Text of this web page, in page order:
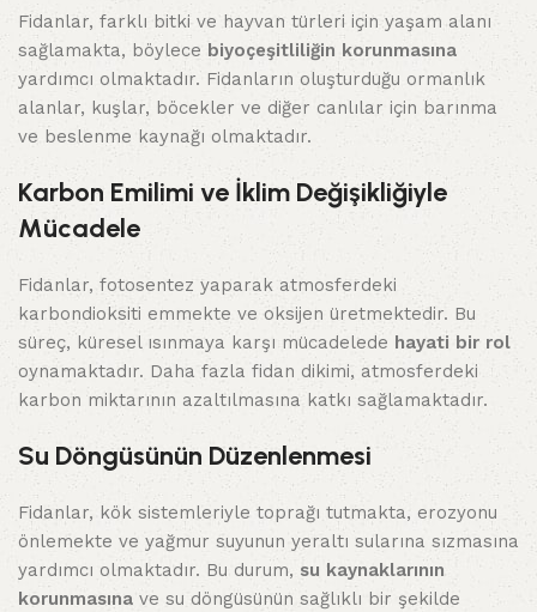
Fidanlar, farklı bitki ve hayvan türleri için yaşam alanı
sağlamakta, böylece biyoçeşitliliğin korunmasına
yardımcı olmaktadır. Fidanların oluşturduğu ormanlık
alanlar, kuşlar, böcekler ve diğer canlılar için barınma
ve beslenme kaynağı olmaktadır.
Karbon Emilimi ve İklim Değişikliğiyle
Mücadele
Fidanlar, fotosentez yaparak atmosferdeki
karbondioksiti emmekte ve oksijen üretmektedir. Bu
süreç, küresel ısınmaya karşı mücadelede hayati bir rol
oynamaktadır. Daha fazla fidan dikimi, atmosferdeki
karbon miktarının azaltılmasına katkı sağlamaktadır.
Su Döngüsünün Düzenlenmesi
Fidanlar, kök sistemleriyle toprağı tutmakta, erozyonu
önlemekte ve yağmur suyunun yeraltı sularına sızmasına
yardımcı olmaktadır. Bu durum, su kaynaklarının
korunmasına ve su döngüsünün sağlıklı bir şekilde